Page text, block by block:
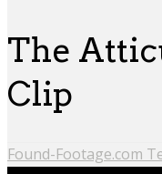
The
Clip
Found-Footage.com